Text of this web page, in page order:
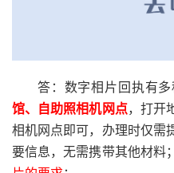
答：数字相片回执有多
馆、自助照相机网点，打开
相机网点即可，办理时仅需
要信息，无需携带其他材料